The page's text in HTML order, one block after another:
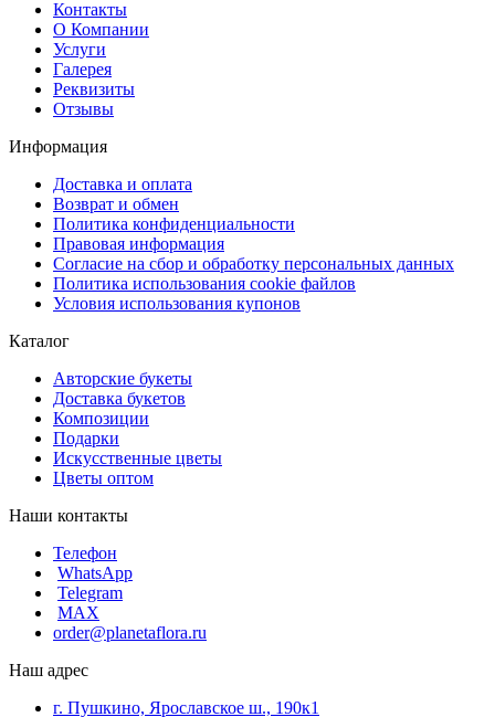
Контакты
О Компании
Услуги
Галерея
Реквизиты
Отзывы
Информация
Доставка и оплата
Возврат и обмен
Политика конфиденциальности
Правовая информация
Согласие на сбор и обработку персональных данных
Политика использования cookie файлов
Условия использования купонов
Каталог
Авторские букеты
Доставка букетов
Композиции
Подарки
Искусственные цветы
Цветы оптом
Наши контакты
Телефон
WhatsApp
Telegram
MAX
order@planetaflora.ru
Наш адрес
г. Пушкино, Ярославское ш., 190к1